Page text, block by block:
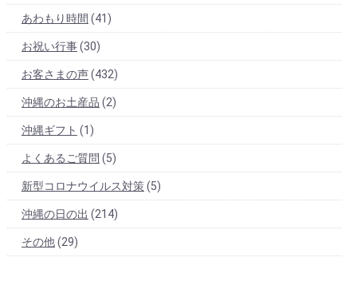
あわもり時間 (41)
お祝い行事(30)
お客さまの声(432)
沖縄のお土産品 (2)
沖縄ギフト (1)
よくあるご質問 (5)
新型コロナウイルス対策(5)
沖縄の日の出 (214)
その他(29)